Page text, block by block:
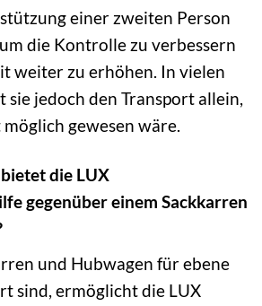
einer zweiten Person
die Kontrolle zu verbessern
weiter zu erhöhen. In vielen
sie jedoch den Transport allein,
gewesen wäre.
die LUX
gegenüber einem Sackkarren
und Hubwagen für ebene
sind, ermöglicht die LUX